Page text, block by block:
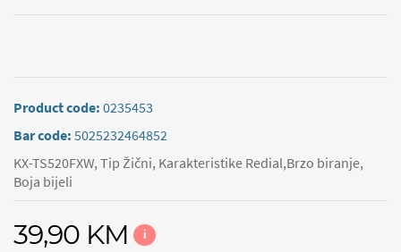
Product code: 0235453
Bar code: 5025232464852
KX-TS520FXW, Tip Žični, Karakteristike Redial,Brzo biranje,
Boja bijeli
39,90 KM i